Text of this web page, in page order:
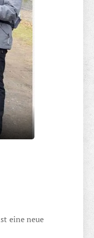
eine neue